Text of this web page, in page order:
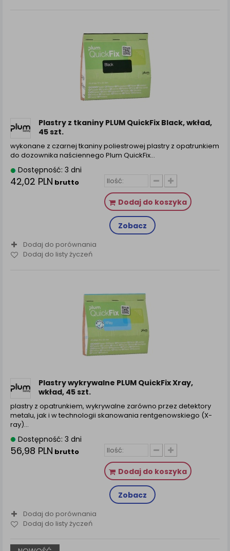
Plastry z tkaniny PLUM QuickFix Black, wkład,
45 szt.
wykonane z czarnej tkaniny poliestrowej plastry z opatrunkiem
do dozownika naściennego Plum QuickFix…
Dostępność: 3 dni
42,02 PLN brutto
Dodaj do koszyka
Zobacz
Dodaj do porównania
Dodaj do listy życzeń
Plastry wykrywalne PLUM QuickFix Xray,
wkład, 45 szt.
plastry z opatrunkiem, wykrywalne zarówno przez detektory
metalu, jak i w technologii skanowania rentgenowskiego (X-
ray)…
Dostępność: 3 dni
56,98 PLN brutto
Dodaj do koszyka
Zobacz
Dodaj do porównania
Dodaj do listy życzeń